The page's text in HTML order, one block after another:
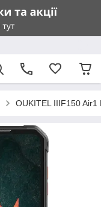
OUKITEL IIIF150